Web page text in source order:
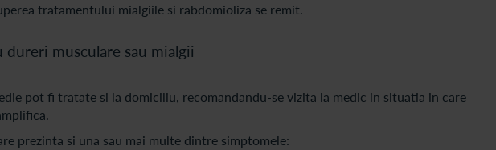
tratamentului mialgiile si rabdomioliza se remit.
musculare sau mialgii
pot fi tratate si la domiciliu, recomandandu-se vizita la medic in situatia in care
prezinta si una sau mai multe dintre simptomele: